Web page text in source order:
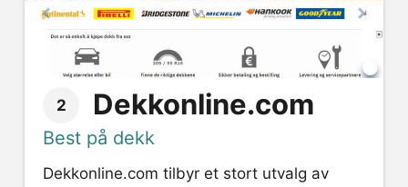
2 Dekkonline.com
Best på dekk
Dekkonline.com tilbyr et stort utvalg av